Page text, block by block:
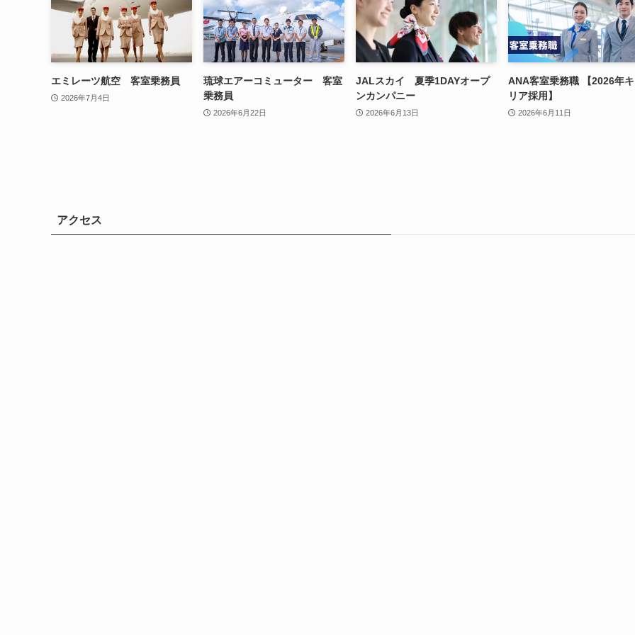
エミレーツ航空 客室乗務員
2026年7月4日
琉球エアーコミューター 客室
乗務員
2026年6月22日
JALスカイ 夏季1DAYオープ
ンカンパニー
2026年6月13日
ANA客室乗務職 【2026年
リア採用】
2026年6月11日
アクセス